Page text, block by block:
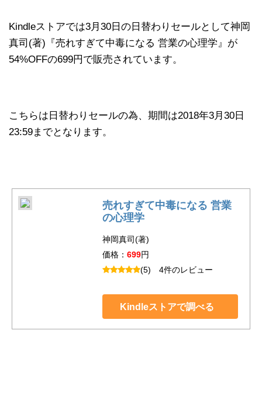
Kindleストアでは3月30日の日替わりセールとして神岡
真司(著)『売れすぎて中毒になる 営業の心理学』が
54%OFFの699円で販売されています。
こちらは日替わりセールの為、期間は2018年3月30日
23:59までとなります。
売れすぎて中毒になる 営業
の心理学
神岡真司(著)
価格： 699円
(5) 4件のレビュー
Kindleストアで調べる